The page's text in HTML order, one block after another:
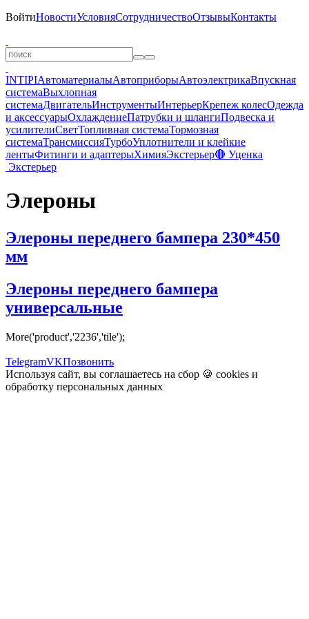
ВойтиНовостиУсловияСотрудничествоОтзывыКонтакты
INTIPIАвтоматериалыАвтоприборыАвтоэлектрикаВпускная
системаВыхлопная
системаДвигательИнструментыИнтерьерКрепеж колесОдежда
и аксессуарыОхлаждениеПатрубки и шлангиПодвеска и
усилителиСветТопливная системаТормозная
системаТрансмиссияТурбоУплотнители и клейкие
лентыФитинги и адаптерыХимияЭкстерьер🔴 Уценка
Экстерьер
Элероны
Элероны переднего бампера 230*450
мм
Элероны переднего бампера
универсальные
More('product','2236','tile');
TelegramVKПозвонить
Используя сайт, вы соглашаетесь на сбор 🍪 cookies и
обработку персональных данных